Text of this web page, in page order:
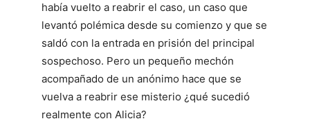
había vuelto a reabrir el caso, un caso que
levantó polémica desde su comienzo y que se
saldó con la entrada en prisión del principal
sospechoso. Pero un pequeño mechón
acompañado de un anónimo hace que se
vuelva a reabrir ese misterio ¿qué sucedió
realmente con Alicia?